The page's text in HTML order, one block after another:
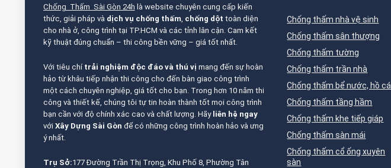
Chống Thấm Sài Gòn 24h là website chuyên cung cấp kiến
thức, giải pháp và dịch vụ chống thấm, chống dột toàn diện
cho nhà ở, công trình tại TP.HCM và các tỉnh lân cận. Cam kết
kỹ thuật đúng chuẩn – thi công bền vững – giá tốt nhất.
Với tiêu chí trải nghiệm độc đáo và thú vị mang đến sự hoàn
hảo từ khâu tiếp nhận thi công cho đến bàn giao công trình
một cách chuyên nghiệp, giá tốt cho bạn. Trong hơn 10 năm thi
công và thiết kế, chúng tôi tự tin hoàn thành tốt mọi công trình
bạn cần với độ chính xác cao và chất lượng. Hãy liên hệ ngay
với Xây Dựng Sài Gòn để có những công trình hoàn hảo và ưng
ý nhất.
Trụ Sở:177 Đường Trần Thị Trọng, Khu Phố 8, Phường Tân
Chống thấm nhà vệ sinh
Chống thấm sân thượng
Chống thấm tường
Chống thấm trần nhà
Chống thấm bể nước, hồ cá
Chống thấm tầng hầm
Chống thấm khe tiếp giáp
Chống thấm sàn mái
Chống thấm cổ ống xuyên
sàn